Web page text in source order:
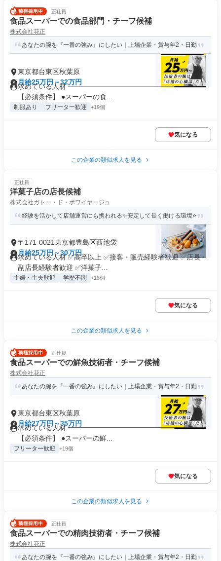
正社員
食品スーパーでの食品部門・チーフ候補
株式会社花正
あなたの腕を『一番の強み』にしたい｜上場企業・賞与年2・日勤
東京都台東区秋葉原
月給25万円～32万円
求めている人材 ━━━━━━━━━━━━━━━━━━━━
【必須条件】 ●スーパーの食...
制服あり フリーター歓迎 +19個
気になる
この企業の類似求人を見る
正社員
洋菓子店の店長候補
株式会社ガトー・ド・ボワイヤージュ
経験を活かして店舗運営にも携われる✨安定して長く働ける環境⭐
〒171-0021東京都豊島区西池袋
月給25万円～30万円
求めている人材 ✅高卒以上 ✅接客・販売経験者歓迎 ✅店長・
副店長経験者歓迎 ✅洋菓子...
主婦・主夫歓迎 学歴不問 +18個
気になる
この企業の類似求人を見る
正社員
食品スーパーでの鮮魚技術者・チーフ候補
株式会社花正
あなたの腕を『一番の強み』にしたい｜上場企業・賞与年2・日勤
東京都台東区秋葉原
月給27万円～35万円
求めている人材 ━━━━━━━━━━━━━━━━━━━━
【必須条件】 ●スーパーの鮮...
フリーター歓迎 +19個
気になる
この企業の類似求人を見る
正社員
食品スーパーでの精肉技術者・チーフ候補
株式会社花正
あなたの腕を『一番の強み』にしたい｜上場企業・賞与年2・日勤